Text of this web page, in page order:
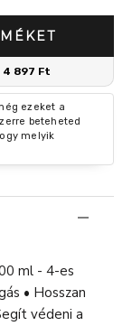
4 897 Ft
ezeket a
beteheted
melyik
ml - 4-es
• Hosszan
védeni a